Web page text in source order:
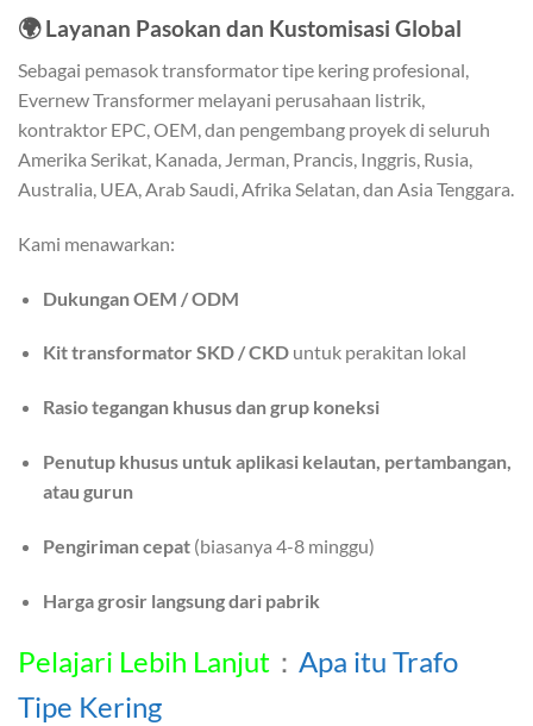
🌍Layanan Pasokan dan Kustomisasi Global
Sebagai pemasok transformator tipe kering profesional,
Evernew Transformer melayani perusahaan listrik,
kontraktor EPC, OEM, dan pengembang proyek di seluruh
Amerika Serikat, Kanada, Jerman, Prancis, Inggris, Rusia,
Australia, UEA, Arab Saudi, Afrika Selatan, dan Asia Tenggara.
Kami menawarkan:
Dukungan OEM / ODM
Kit transformator SKD / CKDuntuk perakitan lokal
Rasio tegangan khusus dan grup koneksi
Penutup khusus untuk aplikasi kelautan, pertambangan,
atau gurun
Pengiriman cepat(biasanya 4-8 minggu)
Harga grosir langsung dari pabrik
Pelajari Lebih Lanjut ： Apa itu Trafo
Tipe Kering